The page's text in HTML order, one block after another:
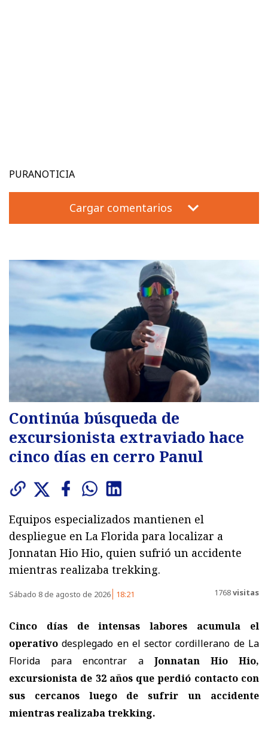
PURANOTICIA
Cargar comentarios
Continúa búsqueda de
excursionista extraviado hace
cinco días en cerro Panul
Equipos especializados mantienen el
despliegue en La Florida para localizar a
Jonnatan Hio Hio, quien sufrió un accidente
mientras realizaba trekking.
Sábado 8 de agosto de 2026 18:21 1768visitas
Cinco días de intensas labores acumula el
operativo desplegado en el sector cordillerano de La
Florida para encontrar a Jonnatan Hio Hio,
excursionista de 32 años que perdió contacto con
sus cercanos luego de sufrir un accidente
mientras realizaba trekking.